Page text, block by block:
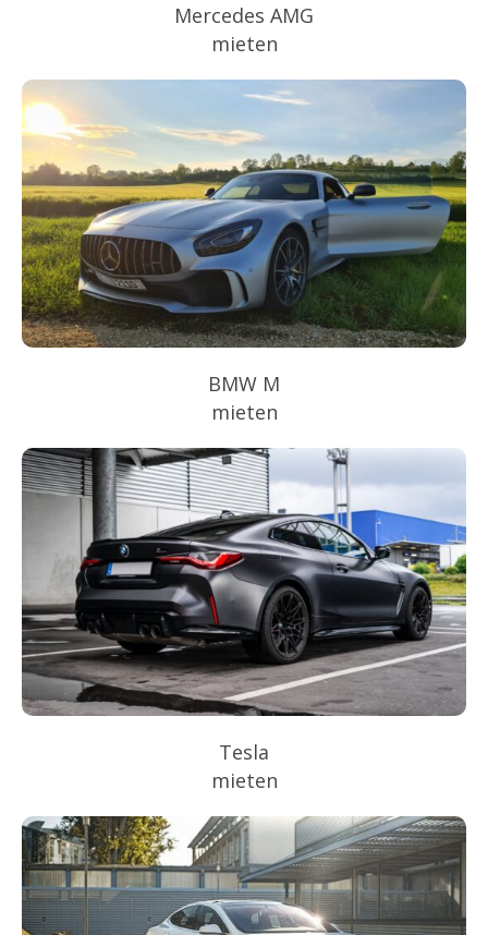
Mercedes AMG
mieten
BMW M
mieten
Tesla
mieten